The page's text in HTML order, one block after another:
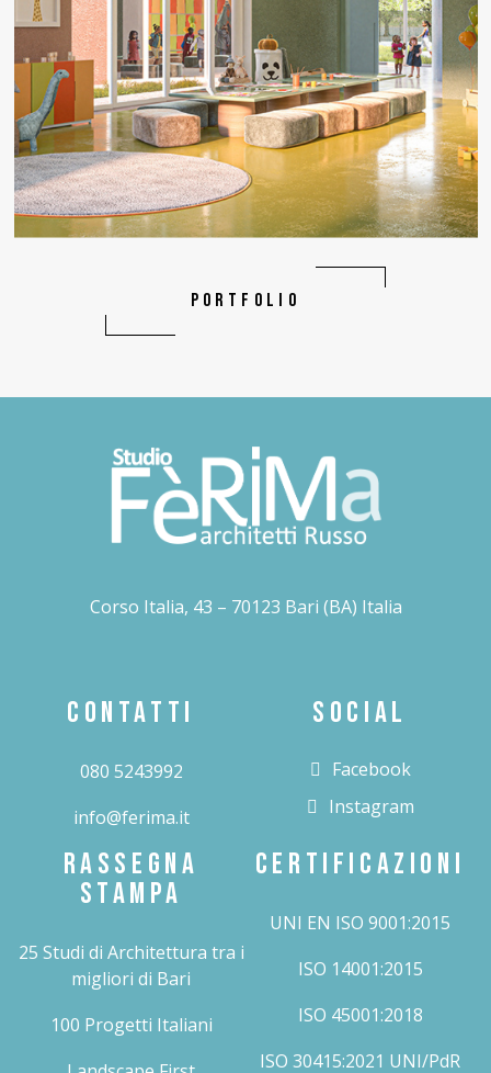
PORTFOLIO
Corso Italia, 43 – 70123 Bari (BA) Italia
CONTATTI
080 5243992
info@ferima.it
SOCIAL
Facebook
Instagram
RASSEGNA
STAMPA
25 Studi di Architettura tra i
migliori di Bari
100 Progetti Italiani
CERTIFICAZIONI
UNI EN ISO 9001:2015
ISO 14001:2015
ISO 45001:2018
ISO 30415:2021 UNI/PdR